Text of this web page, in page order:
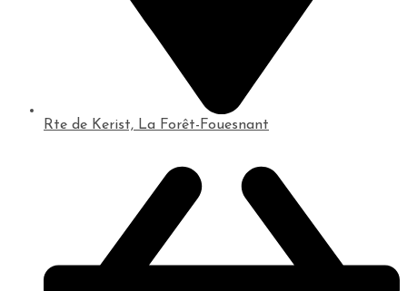
Rte de Kerist, La Forêt-Fouesnant